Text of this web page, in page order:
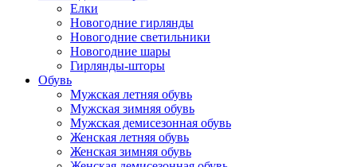
Елки
Новогодние гирлянды
Новогодние светильники
Новогодние шары
Гирлянды-шторы
Обувь
Мужская летняя обувь
Мужская зимняя обувь
Мужская демисезонная обувь
Женская летняя обувь
Женская зимняя обувь